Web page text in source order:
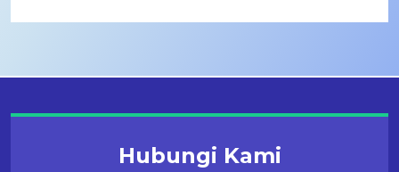
Hubungi Kami